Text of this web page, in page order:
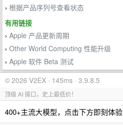
› 根据产品序列号查看状态
有用链接
› Apple 产品更新周期
› Other World Computing 性能升级
› Apple 软件 Beta 测试
© 2026 V2EX · 145ms · 3.9.8.5
顶级 AI 接口，史上最低价！
400+主流大模型，点击下方即刻体验